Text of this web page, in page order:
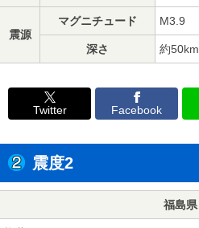
震源
マグニチュード M3.9
深さ 約50km
Twitter Facebook
震度2
福島県